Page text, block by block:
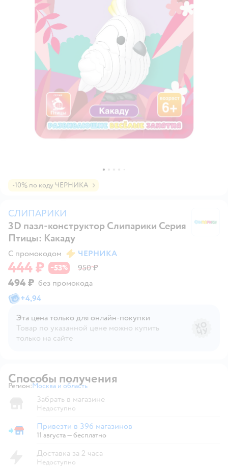
-10% по коду ЧЕРНИКА
СЛИПАРИКИ
3D пазл-конструктор Слипарики Серия
Птицы: Какаду
С промокодом ЧЕРНИКА
444 ₽ −53% 950 ₽
494 ₽ без промокода
+4,94
Эта цена только для онлайн‑покупки
Товар по указанной цене можно купить
только на сайте
Способы получения
Регион: Выбор адреса доставки.
Москва и область
Забрать в магазине
Недоступно
Привезти в магазин
Привезти в 396 магазинов
11 августа—бесплатно
Доставка за 2 часа
Недоступно